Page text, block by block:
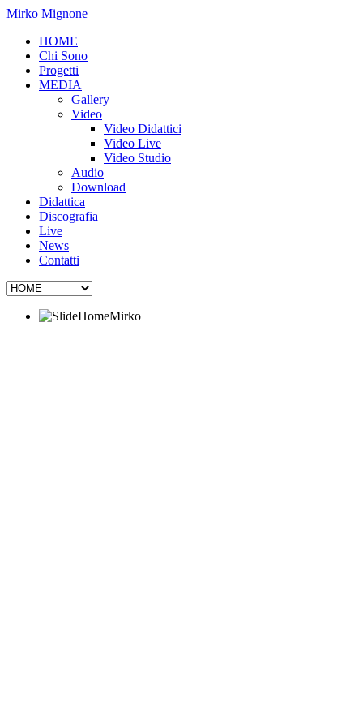
Mirko Mignone
HOME
Chi Sono
Progetti
MEDIA
Gallery
Video
Video Didattici
Video Live
Video Studio
Audio
Download
Didattica
Discografia
Live
News
Contatti